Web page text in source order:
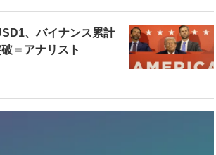
、バイナンス累計
＝アナリスト